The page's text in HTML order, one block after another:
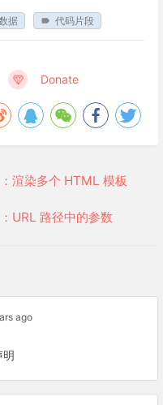
据 代码片段
Donate
渲染多个 HTML 模板
URL 路径中的参数
ago